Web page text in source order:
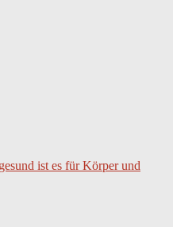
ist es für Körper und